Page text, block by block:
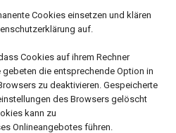
Cookies einsetzen und klären
auf.
Cookies auf ihrem Rechner
die entsprechende Option in
zu deaktivieren. Gespeicherte
des Browsers gelöscht
kann zu
Onlineangebotes führen.